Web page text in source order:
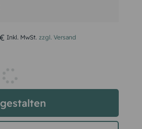
Inkl. MwSt. zzgl. Versand